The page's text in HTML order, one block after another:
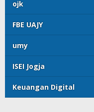
ojk
FBE UAJY
umy
ISEI Jogja
Keuangan Digital